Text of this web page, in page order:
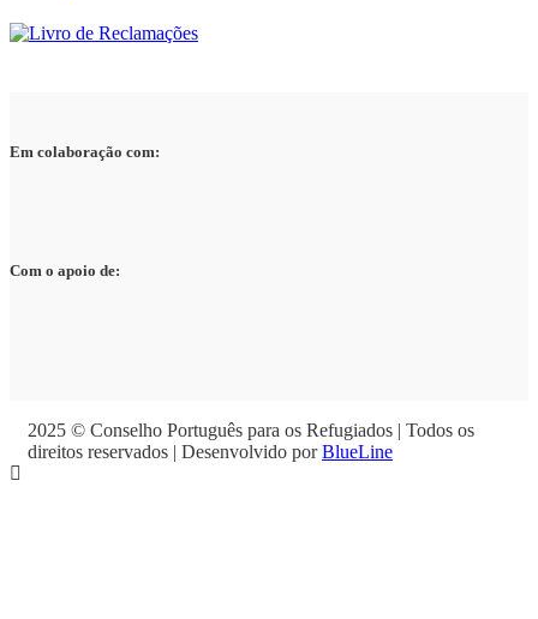
Em colaboração com:
Com o apoio de:
2025 © Conselho Português para os Refugiados | Todos os
direitos reservados | Desenvolvido porBlueLine